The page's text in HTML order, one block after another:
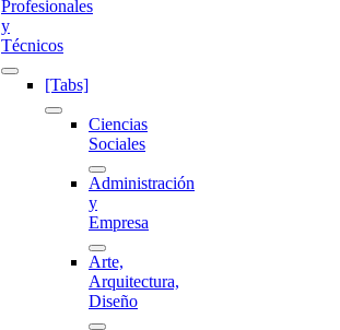
Profesionales
y
Técnicos
[Tabs]
Ciencias
Sociales
Administración
y
Empresa
Arte,
Arquitectura,
Diseño